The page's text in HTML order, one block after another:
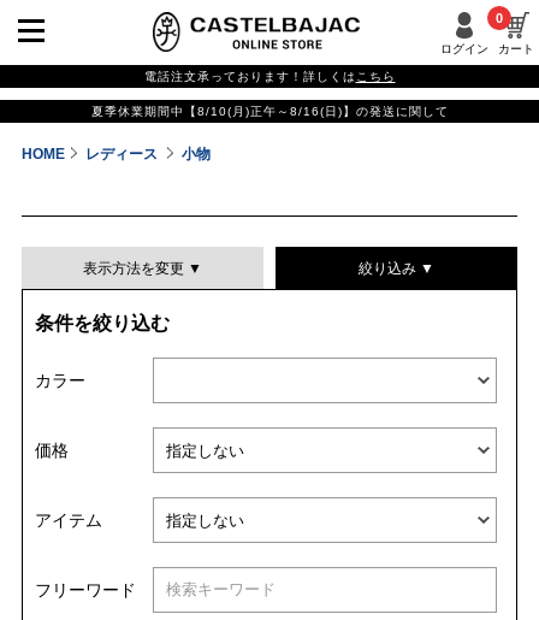
ログイン カート
0
電話注文承っております！詳しくは こちら
夏季休業期間中【8/10(月)正午～8/16(日)】の発送に関して
HOME レディース 小物
表示方法を変更 ▼
並び替える
絞り込み ▼
条件を絞り込む
カラー
価格
アイテム
フリーワード